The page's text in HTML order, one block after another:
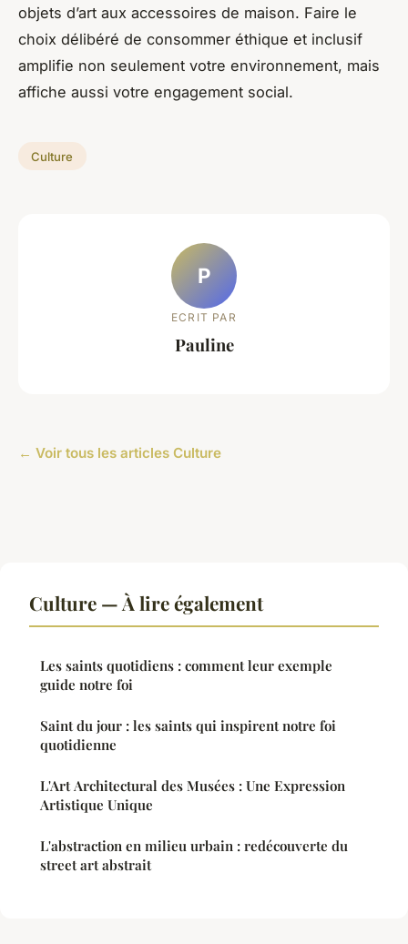
objets d’art aux accessoires de maison. Faire le
choix délibéré de consommer éthique et inclusif
amplifie non seulement votre environnement, mais
affiche aussi votre engagement social.
Culture
P
ECRIT PAR
Pauline
← Voir tous les articles Culture
Culture — À lire également
Les saints quotidiens : comment leur exemple
guide notre foi
Saint du jour : les saints qui inspirent notre foi
quotidienne
L'Art Architectural des Musées : Une Expression
Artistique Unique
L'abstraction en milieu urbain : redécouverte du
street art abstrait